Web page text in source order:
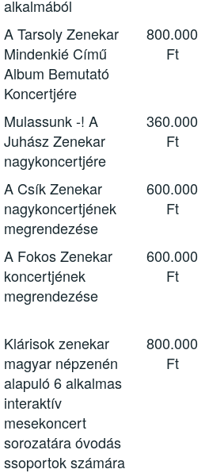
alkalmából
A Tarsoly Zenekar
Mindenkié Című
Album Bemutató
Koncertjére
800.000
Ft
Mulassunk -! A
Juhász Zenekar
nagykoncertjére
360.000
Ft
A Csík Zenekar
nagykoncertjének
megrendezése
600.000
Ft
A Fokos Zenekar
koncertjének
megrendezése
600.000
Ft
Klárisok zenekar
magyar népzenén
alapuló 6 alkalmas
interaktív
mesekoncert
sorozatára óvodás
ssoportok számára
800.000
Ft